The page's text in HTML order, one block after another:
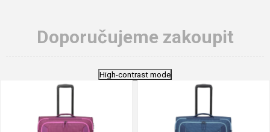
Doporučujeme zakoupit
High-contrast mode